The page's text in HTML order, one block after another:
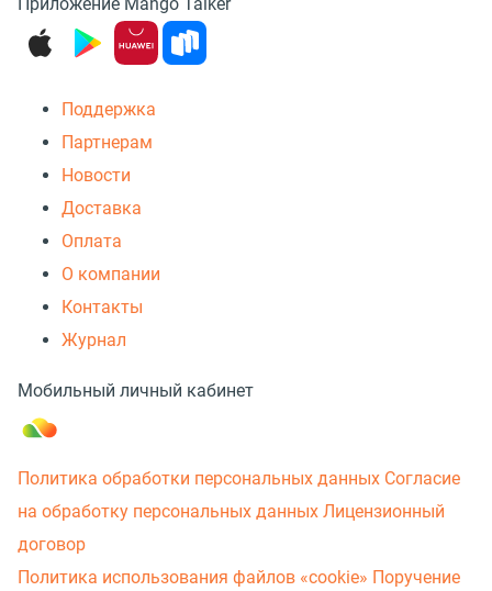
Поддержка
Партнерам
Новости
Доставка
Оплата
О компании
Контакты
Журнал
Мобильный личный кабинет
Политика обработки персональных данных Согласие
на обработку персональных данных Лицензионный
договор
Политика использования файлов «cookie» Поручение